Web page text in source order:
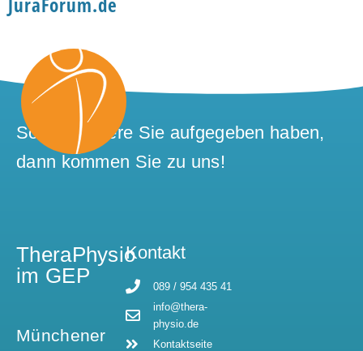
Sollten andere Sie aufgegeben haben,
dann kommen Sie zu uns!
TheraPhysio
im GEP
Münchener
Kontakt
089 / 954 435 41
info@thera-
physio.de
Kontaktseite